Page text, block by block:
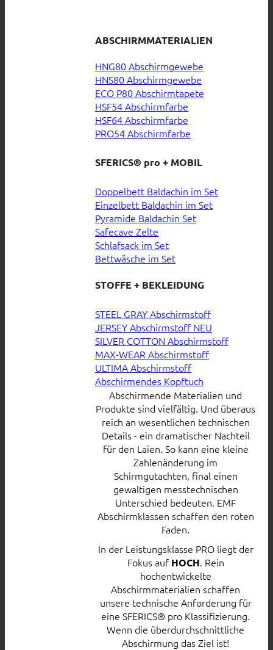
ABSCHIRMMATERIALIEN
HNG80 Abschirmgewebe
HNS80 Abschirmgewebe
ECO P80 Abschirmtapete
HSF54 Abschirmfarbe
HSF64 Abschirmfarbe
PRO54 Abschirmfarbe
SFERICS® pro + MOBIL
Doppelbett Baldachin im Set
Einzelbett Baldachin im Set
Pyramide Baldachin Set
Safecave Zelte
Schlafsack im Set
Bettwäsche im Set
STOFFE + BEKLEIDUNG
STEEL GRAY Abschirmstoff
JERSEY Abschirmstoff
SILVER COTTON Abschirmstoff
MAX-WEAR Abschirmstoff
ULTIMA Abschirmstoff
Abschirmendes Kopftuch
Abschirmende Materialien und
Produkte sind vielfältig. Und überaus
reich an wesentlichen technischen
Details - ein dramatischer Nachteil
für den Laien. So kann eine kleine
Zahlenänderung im
Schirmgutachten, final einen
gewaltigen messtechnischen
Unterschied bedeuten. EMF
Abschirmklassen schaffen den roten
Faden.
In der Leistungsklasse PRO liegt der
Fokus auf HOCH. Rein
hochentwickelte
Abschirmmaterialien schaffen
unsere technische Anforderung für
eine SFERICS® pro Klassifizierung.
Wenn die überdurchschnittliche
Abschirmung das Ziel ist!